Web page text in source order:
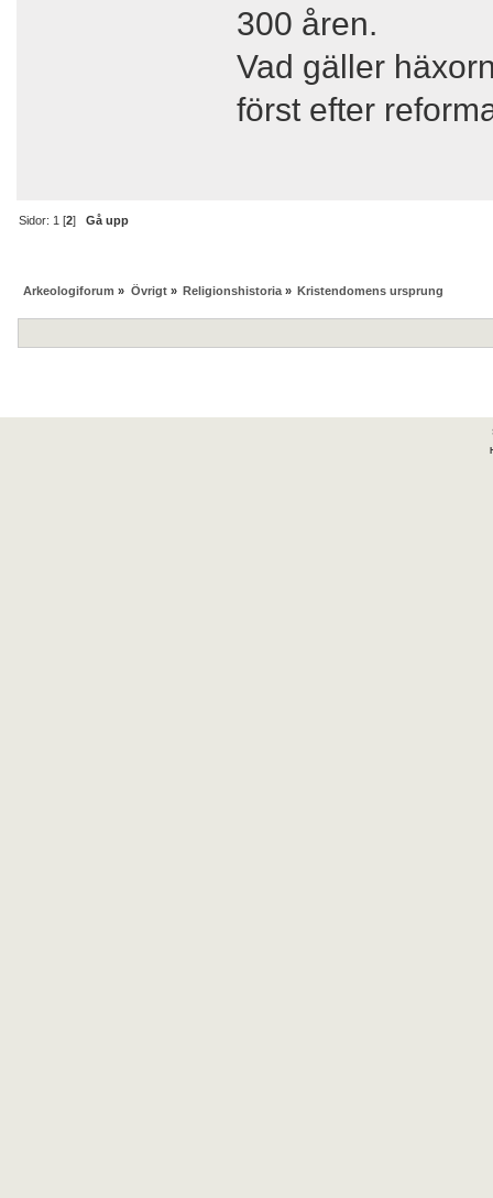
300 åren.
Vad gäller
först efter
Sidor: 1 [2]Gå upp
Arkeologiforum » Övrigt» Religionshistoria» Kristendomens ursprung